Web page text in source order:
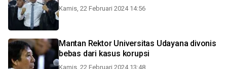
Kamis, 22 Februari 2024 14:56
Mantan Rektor Universitas Udayana divonis
bebas dari kasus korupsi
Kamis, 22 Februari 2024 13:48